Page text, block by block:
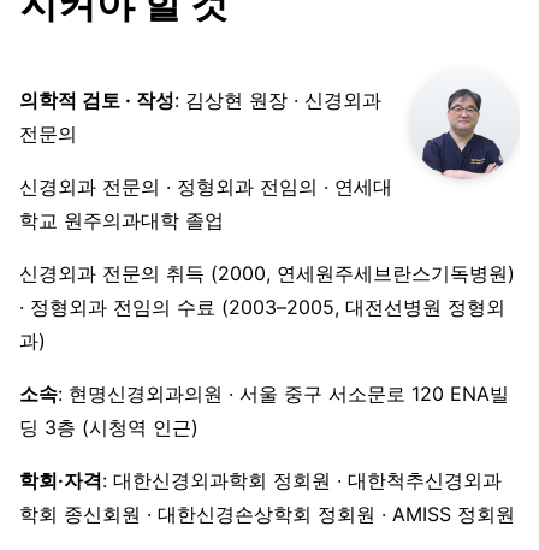
의학적 검토 · 작성: 김상현 원장 · 신경외과
전문의
신경외과 전문의 · 정형외과 전임의 · 연세대
학교 원주의과대학 졸업
신경외과 전문의 취득 (2000, 연세원주세브란스기독병원)
· 정형외과 전임의 수료 (2003–2005, 대전선병원 정형외
과)
소속: 현명신경외과의원 · 서울 중구 서소문로 120 ENA빌
딩 3층 (시청역 인근)
학회·자격: 대한신경외과학회 정회원 · 대한척추신경외과
학회 종신회원 · 대한신경손상학회 정회원 · AMISS 정회원